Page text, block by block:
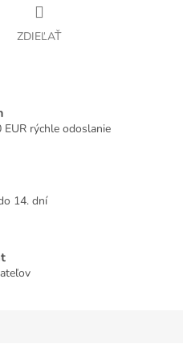
ZDIEĽAŤ
rýchle odoslanie
14. dní